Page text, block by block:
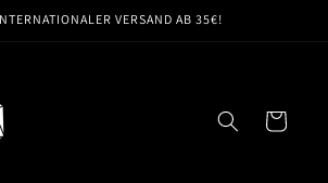
VERSAND AB 35€!
Warenkorb